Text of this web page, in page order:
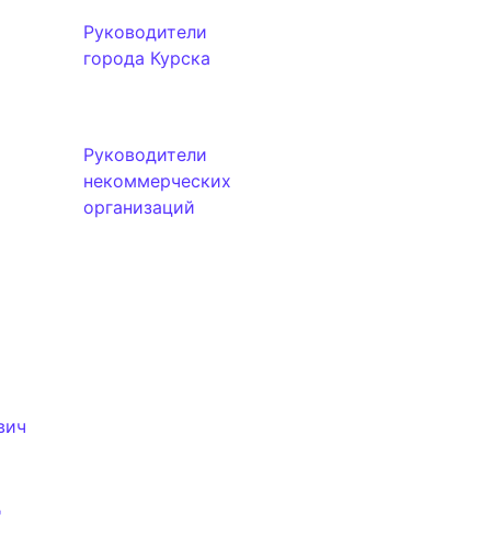
Руководители
города Курска
Руководители
некоммерческих
организаций